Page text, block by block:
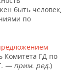
быть человек,
по
Комитета ГД по
. — прим. ред.)